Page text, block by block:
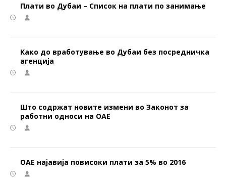
Плати во Дубаи – Список на плати по занимање
Како до вработување во Дубаи без посредничка
агенција
Што содржат новите измени во Законот за
работни односи на ОАЕ
ОАЕ најавија повисоки плати за 5% во 2016